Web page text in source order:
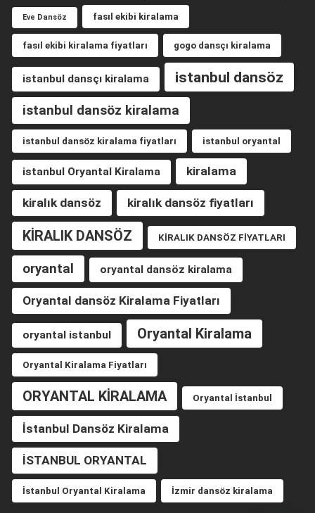
Eve Dansöz fasıl ekibi kiralama
fasıl ekibi kiralama fiyatları gogo dansçı kiralama
istanbul dansçı kiralama istanbul dansöz
istanbul dansöz kiralama
istanbul dansöz kiralama fiyatları istanbul oryantal
istanbul Oryantal Kiralama kiralama
kiralık dansöz kiralık dansöz fiyatları
KİRALIK DANSÖZ KİRALIK DANSÖZ FİYATLARI
oryantal oryantal dansöz kiralama
Oryantal dansöz Kiralama Fiyatları
oryantal istanbul Oryantal Kiralama
Oryantal Kiralama Fiyatları
ORYANTAL KİRALAMA Oryantal İstanbul
İstanbul Dansöz Kiralama
İSTANBUL ORYANTAL
İstanbul Oryantal Kiralama İzmir dansöz kiralama